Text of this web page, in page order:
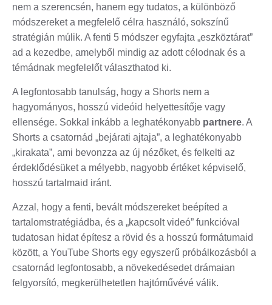
nem a szerencsén, hanem egy tudatos, a különböző
módszereket a megfelelő célra használó, sokszínű
stratégián múlik. A fenti 5 módszer egyfajta „eszköztárat”
ad a kezedbe, amelyből mindig az adott célodnak és a
témádnak megfelelőt választhatod ki.
A legfontosabb tanulság, hogy a Shorts nem a
hagyományos, hosszú videóid helyettesítője vagy
ellensége. Sokkal inkább a leghatékonyabb partnere. A
Shorts a csatornád „bejárati ajtaja”, a leghatékonyabb
„kirakata”, ami bevonzza az új nézőket, és felkelti az
érdeklődésüket a mélyebb, nagyobb értéket képviselő,
hosszú tartalmaid iránt.
Azzal, hogy a fenti, bevált módszereket beépíted a
tartalomstratégiádba, és a „kapcsolt videó” funkcióval
tudatosan hidat építesz a rövid és a hosszú formátumaid
között, a YouTube Shorts egy egyszerű próbálkozásból a
csatornád legfontosabb, a növekedésedet drámaian
felgyorsító, megkerülhetetlen hajtóművévé válik.